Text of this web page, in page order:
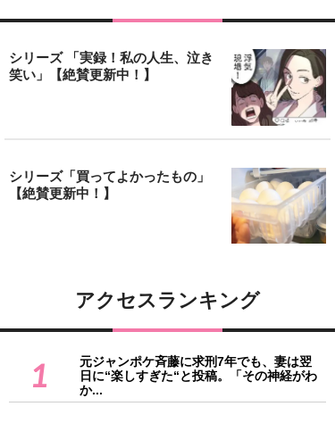
シリーズ 「実録！私の人生、泣き
笑い」【絶賛更新中！】
シリーズ「買ってよかったもの」
【絶賛更新中！】
アクセスランキング
1
元ジャンポケ斉藤に求刑7年でも、妻は翌
日に“楽しすぎた“と投稿。「その神経がわ
か...